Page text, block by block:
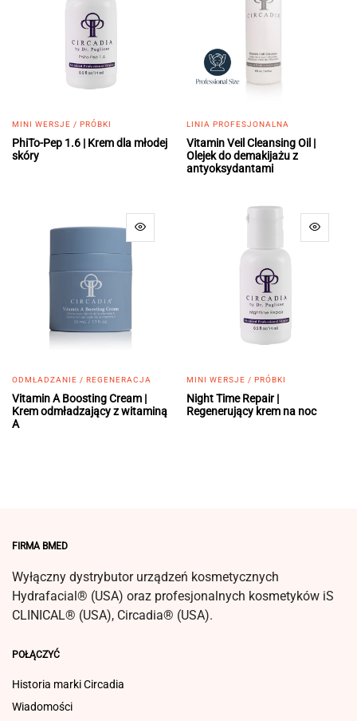
MINI WERSJE / PRÓBKI
PhiTo-Pep 1.6 | Krem dla młodej
skóry
LINIA PROFESJONALNA
Vitamin Veil Cleansing Oil |
Olejek do demakijażu z
antyoksydantami
ODMŁADZANIE / REGENERACJA
Vitamin A Boosting Cream |
Krem odmładzający z witaminą
А
MINI WERSJE / PRÓBKI
Night Time Repair |
Regenerujący krem na noc
FIRMA BMED
Wyłączny dystrybutor urządzeń kosmetycznych
Hydrafacial® (USA) oraz profesjonalnych kosmetyków iS
CLINICAL® (USA), Circadia® (USA).
POŁĄCZYĆ
Historia marki Circadia
Wiadomości